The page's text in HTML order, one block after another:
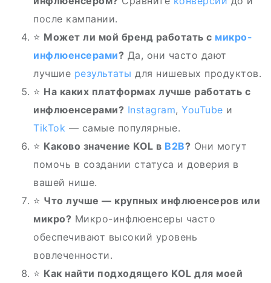
после кампании.
⭐ Может ли мой бренд работать с микро-
инфлюенсерами? Да, они часто дают
лучшие результаты для нишевых продуктов.
⭐ На каких платформах лучше работать с
инфлюенсерами? Instagram, YouTube и
TikTok — самые популярные.
⭐ Каково значение KOL в B2B? Они могут
помочь в создании статуса и доверия в
вашей нише.
⭐ Что лучше — крупных инфлюенсеров или
микро? Микро-инфлюенсеры часто
обеспечивают высокий уровень
вовлеченности.
⭐ Как найти подходящего KOL для моей